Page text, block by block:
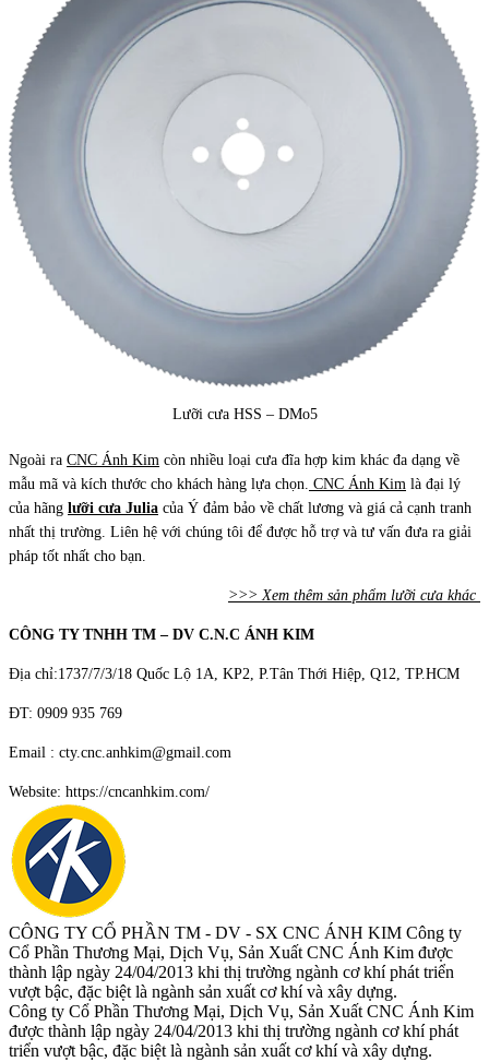
Lưỡi cưa HSS – DMo5
Ngoài ra CNC Ánh Kim còn nhiều loại cưa đĩa hợp kim khác đa dạng về
mẫu mã và kích thước cho khách hàng lựa chọn. CNC Ánh Kim là đại lý
của hãng lưỡi cưa Julia của Ý đảm bảo về chất lương và giá cả cạnh tranh
nhất thị trường. Liên hệ với chúng tôi để được hỗ trợ và tư vấn đưa ra giải
pháp tốt nhất cho bạn.
>>> Xem thêm sản phẩm lưỡi cưa khác
CÔNG TY TNHH TM – DV C.N.C ÁNH KIM
Địa chỉ:1737/7/3/18 Quốc Lộ 1A, KP2, P.Tân Thới Hiệp, Q12, TP.HCM
ĐT: 0909 935 769
Email : cty.cnc.anhkim@gmail.com
Website: https://cncanhkim.com/
CÔNG TY CỔ PHẦN TM - DV - SX CNC ÁNH KIM Công ty
Cổ Phần Thương Mại, Dịch Vụ, Sản Xuất CNC Ánh Kim được
thành lập ngày 24/04/2013 khi thị trường ngành cơ khí phát triển
vượt bậc, đặc biệt là ngành sản xuất cơ khí và xây dựng.
Công ty Cổ Phần Thương Mại, Dịch Vụ, Sản Xuất CNC Ánh Kim
được thành lập ngày 24/04/2013 khi thị trường ngành cơ khí phát
triển vượt bậc, đặc biệt là ngành sản xuất cơ khí và xây dựng.